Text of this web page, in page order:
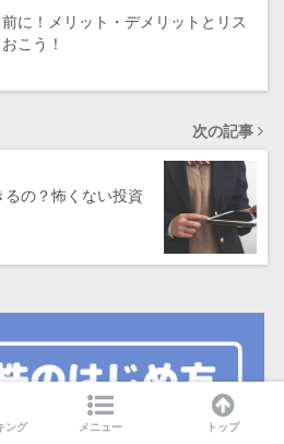
に！メリット・デメリットとリス
こう！
次の記事
の？怖くない投資
ング メニュー トップ